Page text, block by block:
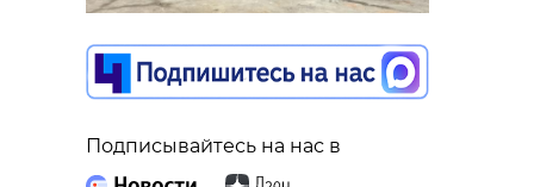
Подписывайтесь на нас в